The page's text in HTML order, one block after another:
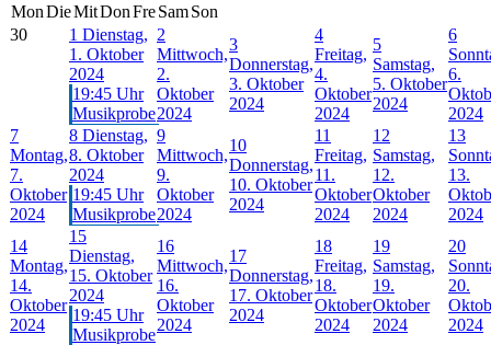
MonDieMitDonFreSamSon
30
1 Dienstag,
1. Oktober
2024
19:45 Uhr
Musikprobe
2
Mittwoch,
2.
Oktober
2024
3
Donnerstag,
3. Oktober
2024
4
Freitag,
4.
Oktober
2024
5
Samstag,
5. Oktober
2024
6
6.
2024
7
Montag,
7.
Oktober
2024
8 Dienstag,
8. Oktober
2024
19:45 Uhr
Musikprobe
9
Mittwoch,
9.
Oktober
2024
10
Donnerstag,
10. Oktober
2024
11
Freitag,
11.
Oktober
2024
12
Samstag,
12.
Oktober
2024
13
13.
2024
14
Montag,
14.
Oktober
2024
15
Dienstag,
15. Oktober
2024
19:45 Uhr
Musikprobe
16
Mittwoch,
16.
Oktober
2024
17
Donnerstag,
17. Oktober
2024
18
Freitag,
18.
Oktober
2024
19
Samstag,
19.
Oktober
2024
20
20.
2024